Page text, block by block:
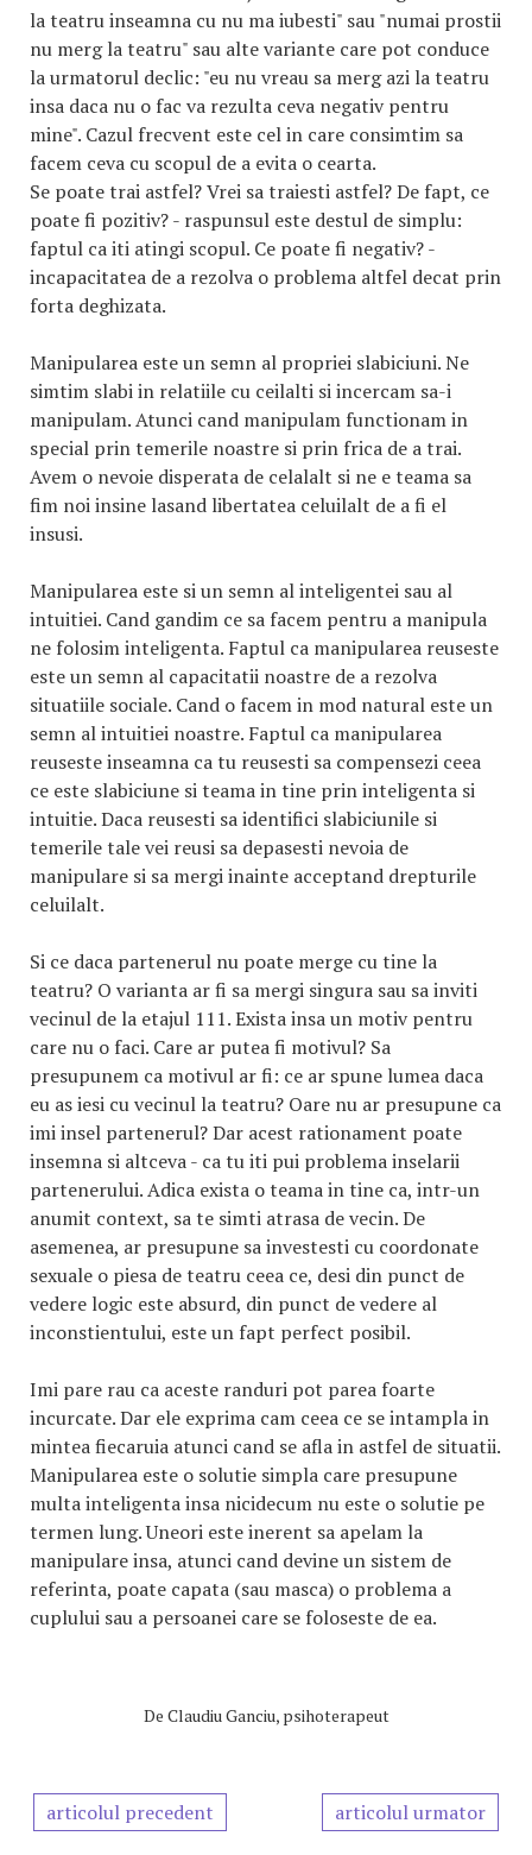
la teatru inseamna cu nu ma iubesti" sau "numai prostii
nu merg la teatru" sau alte variante care pot conduce
la urmatorul declic: "eu nu vreau sa merg azi la teatru
insa daca nu o fac va rezulta ceva negativ pentru
mine". Cazul frecvent este cel in care consimtim sa
facem ceva cu scopul de a evita o cearta.
Se poate trai astfel? Vrei sa traiesti astfel? De fapt, ce
poate fi pozitiv? - raspunsul este destul de simplu:
faptul ca iti atingi scopul. Ce poate fi negativ? -
incapacitatea de a rezolva o problema altfel decat prin
forta deghizata.
Manipularea este un semn al propriei slabiciuni. Ne
simtim slabi in relatiile cu ceilalti si incercam sa-i
manipulam. Atunci cand manipulam functionam in
special prin temerile noastre si prin frica de a trai.
Avem o nevoie disperata de celalalt si ne e teama sa
fim noi insine lasand libertatea celuilalt de a fi el
insusi.
Manipularea este si un semn al inteligentei sau al
intuitiei. Cand gandim ce sa facem pentru a manipula
ne folosim inteligenta. Faptul ca manipularea reuseste
este un semn al capacitatii noastre de a rezolva
situatiile sociale. Cand o facem in mod natural este un
semn al intuitiei noastre. Faptul ca manipularea
reuseste inseamna ca tu reusesti sa compensezi ceea
ce este slabiciune si teama in tine prin inteligenta si
intuitie. Daca reusesti sa identifici slabiciunile si
temerile tale vei reusi sa depasesti nevoia de
manipulare si sa mergi inainte acceptand drepturile
celuilalt.
Si ce daca partenerul nu poate merge cu tine la
teatru? O varianta ar fi sa mergi singura sau sa inviti
vecinul de la etajul 111. Exista insa un motiv pentru
care nu o faci. Care ar putea fi motivul? Sa
presupunem ca motivul ar fi: ce ar spune lumea daca
eu as iesi cu vecinul la teatru? Oare nu ar presupune ca
imi insel partenerul? Dar acest rationament poate
insemna si altceva - ca tu iti pui problema inselarii
partenerului. Adica exista o teama in tine ca, intr-un
anumit context, sa te simti atrasa de vecin. De
asemenea, ar presupune sa investesti cu coordonate
sexuale o piesa de teatru ceea ce, desi din punct de
vedere logic este absurd, din punct de vedere al
inconstientului, este un fapt perfect posibil.
Imi pare rau ca aceste randuri pot parea foarte
incurcate. Dar ele exprima cam ceea ce se intampla in
mintea fiecaruia atunci cand se afla in astfel de situatii.
Manipularea este o solutie simpla care presupune
multa inteligenta insa nicidecum nu este o solutie pe
termen lung. Uneori este inerent sa apelam la
manipulare insa, atunci cand devine un sistem de
referinta, poate capata (sau masca) o problema a
cuplului sau a persoanei care se foloseste de ea.
De Claudiu Ganciu, psihoterapeut
articolul precedent articolul urmator